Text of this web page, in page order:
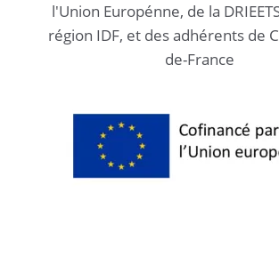
l'Union Europénne, de la
région IDF, et des adhérents de
de-France